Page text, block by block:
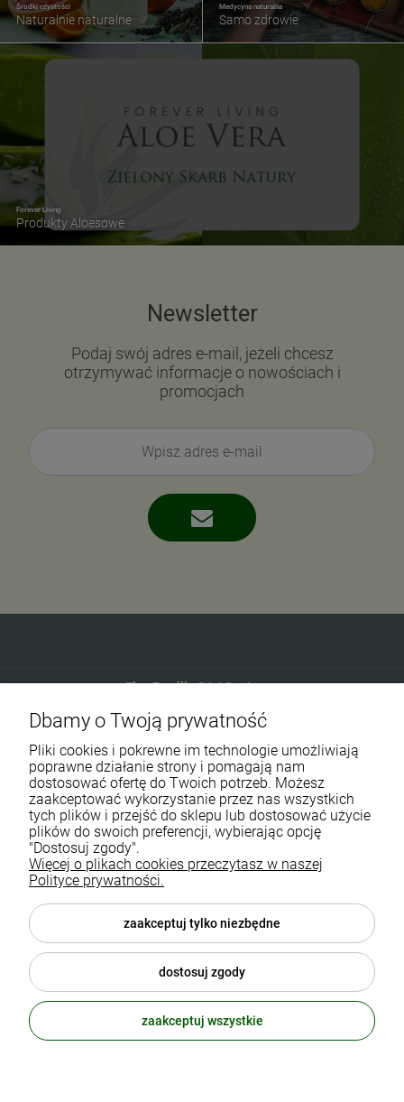
Forever Living
Produkty Aloesowe
Środki czystości
Naturalnie naturalne
Medycyna naturalna
Samo zdrowie
Newsletter
Podaj swój adres e-mail, jeżeli chcesz
otrzymywać informacje o nowościach i
promocjach
Eko-Familia GAJ Sp.Jawna
Gdańska 60
90-616 Łódź
790 727 174
sklep@eko-familia.pl
Informacje o sklepie
Suplementy diety
Popularne kategorie
Moje konto
Dbamy o Twoją prywatność
Pliki cookies i pokrewne im technologie umożliwiają
poprawne działanie strony i pomagają nam
dostosować ofertę do Twoich potrzeb. Możesz
zaakceptować wykorzystanie przez nas wszystkich
tych plików i przejść do sklepu lub dostosować użycie
plików do swoich preferencji, wybierając opcję
"Dostosuj zgody".
Więcej o plikach cookies przeczytasz w naszej
Polityce prywatności.
zaakceptuj tylko niezbędne
dostosuj zgody
zaakceptuj wszystkie
Zasubskrybuj nasz newsletter
i otrzymaj5% rabatu na zakupy.
Twój email